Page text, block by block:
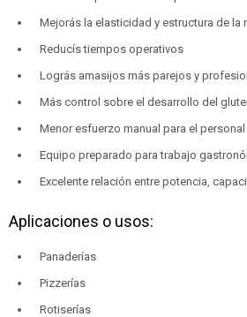
Mejorás la elasticidad y estructura de la
Reducís tiempos operativos
Lográs amasijos más parejos y
Más control sobre el desarrollo del
Menor esfuerzo manual para el personal
Equipo preparado para trabajo
Excelente relación entre potencia,
Aplicaciones o usos:
Panaderías
Pizzerías
Rotiserías